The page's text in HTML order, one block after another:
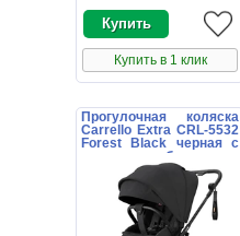
Купить в 1 клик
Прогулочная коляска
Carrello Extra CRL-5532
Forest Black черная с
поворотным блоком